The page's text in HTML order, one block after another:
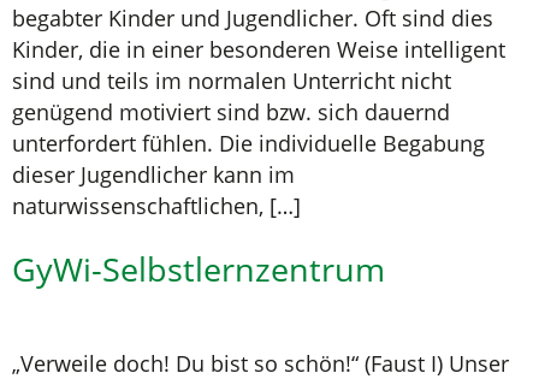
begabter Kinder und Jugendlicher. Oft sind dies
Kinder, die in einer besonderen Weise intelligent
sind und teils im normalen Unterricht nicht
genügend motiviert sind bzw. sich dauernd
unterfordert fühlen. Die individuelle Begabung
dieser Jugendlicher kann im
naturwissenschaftlichen, […]
GyWi-Selbstlernzentrum
„Verweile doch! Du bist so schön!“ (Faust I) Unser